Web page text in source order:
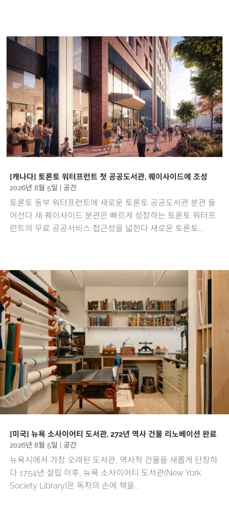
[캐나다] 토론토 워터프런트 첫 공공도서관, 퀘이사이드에 조성
2026년 8월 5일 공간
토론토 동부 워터프런트에 새로운 토론토 공공도서관 분관 들
어선다 새 퀘이사이드 분관은 빠르게 성장하는 토론토 워터프
런트의 무료 공공서비스 접근성을 넓힌다 새로운 토론토...
[미국] 뉴욕 소사이어티 도서관, 272년 역사 건물 리노베이션 완료
2026년 8월 5일 공간
뉴욕시에서 가장 오래된 도서관, 역사적 건물을 새롭게 단장하
다 1754년 설립 이후, 뉴욕 소사이어티 도서관(New York
Society Library)은 독자의 손에 책을...